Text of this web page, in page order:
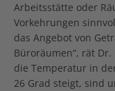
Arbeitsstätte oder
Vorkehrungen
das Angebot von
Büroräumen“, rät
die Temperatur in
26 Grad steigt, sind